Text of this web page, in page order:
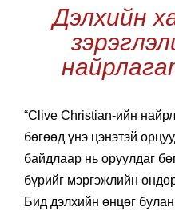
Дэлхийн
“Clive Christian-ийн
бөгөөд үнэ цэнэтэй
байдлаар нь оруулдаг
бүрийг мэргэжлийн
Бид дэлхийн өнцөг